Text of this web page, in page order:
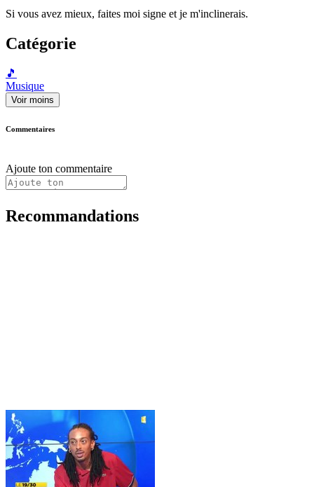
Si vous avez mieux, faites moi signe et je m'inclinerais.
Catégorie
🎵
Musique
Voir moins
Commentaires
Ajoute ton commentaire
Recommandations